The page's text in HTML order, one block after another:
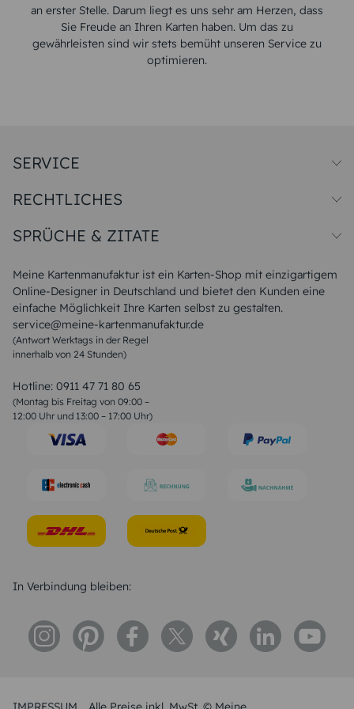
an erster Stelle. Darum liegt es uns sehr am Herzen, dass
Sie Freude an Ihren Karten haben. Um das zu
gewährleisten sind wir stets bemüht unseren Service zu
optimieren.
Meine Kartenmanufaktur ist ein Karten-Shop mit einzigartigem
Online-Designer in Deutschland und bietet den Kunden eine
einfache Möglichkeit Ihre Karten selbst zu gestalten.
service@meine-kartenmanufaktur.de
(Antwort Werktags in der Regel
innerhalb von 24 Stunden)
Hotline: 0911 47 71 80 65
(Montag bis Freitag von 09:00 –
12:00 Uhr und 13:00 – 17:00 Uhr)
SERVICE
Papiersorten
Unsere Produktion
Magazin
FAQ
RECHTLICHES
Widerrufsbelehrung
SPRÜCHE & ZITATE
Liebeskummer Sprüche
Sommer Sprüche
Muttertagssprüche
Sprüche zur Hochzeit
Sprüche zur Konfirmation & Kommunion
Weihnachtsgedichte
Liebessprüche
Geburtstagssprüche
Trauersprüche
Konfirmation Glückwünsche
In Verbindung bleiben: